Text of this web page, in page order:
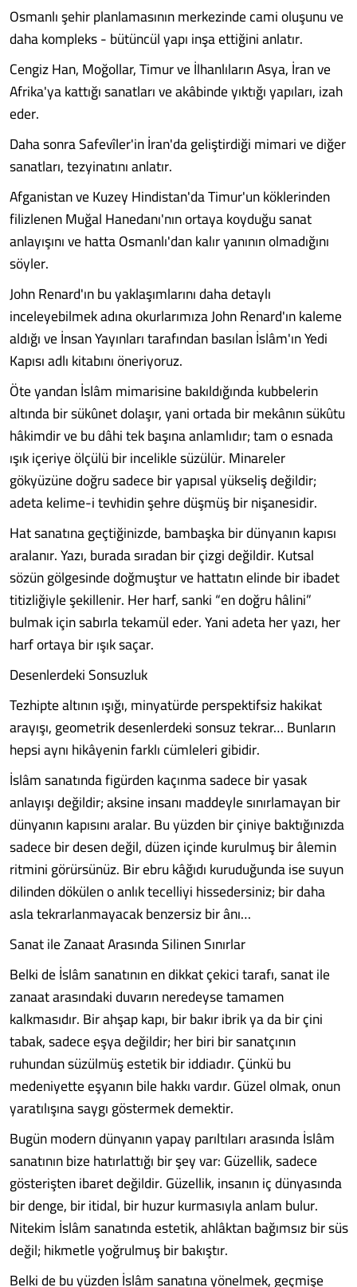
Osmanlı şehir planlamasının merkezinde cami oluşunu ve
daha kompleks - bütüncül yapı inşa ettiğini anlatır.
Cengiz Han, Moğollar, Timur ve İlhanlıların Asya, İran ve
Afrika'ya kattığı sanatları ve akâbinde yıktığı yapıları, izah
eder.
Daha sonra Safevîler'in İran'da geliştirdiği mimari ve diğer
sanatları, tezyinatını anlatır.
Afganistan ve Kuzey Hindistan'da Timur'un köklerinden
filizlenen Muğal Hanedanı'nın ortaya koyduğu sanat
anlayışını ve hatta Osmanlı'dan kalır yanının olmadığını
söyler.
John Renard'ın bu yaklaşımlarını daha detaylı
inceleyebilmek adına okurlarımıza John Renard'ın kaleme
aldığı ve İnsan Yayınları tarafından basılan İslâm'ın Yedi
Kapısı adlı kitabını öneriyoruz.
Öte yandan İslâm mimarisine bakıldığında kubbelerin
altında bir sükûnet dolaşır, yani ortada bir mekânın sükûtu
hâkimdir ve bu dâhi tek başına anlamlıdır; tam o esnada
ışık içeriye ölçülü bir incelikle süzülür. Minareler
gökyüzüne doğru sadece bir yapısal yükseliş değildir;
adeta kelime-i tevhidin şehre düşmüş bir nişanesidir.
Hat sanatına geçtiğinizde, bambaşka bir dünyanın kapısı
aralanır. Yazı, burada sıradan bir çizgi değildir. Kutsal
sözün gölgesinde doğmuştur ve hattatın elinde bir ibadet
titizliğiyle şekillenir. Her harf, sanki “en doğru hâlini”
bulmak için sabırla tekamül eder. Yani adeta her yazı, her
harf ortaya bir ışık saçar.
Desenlerdeki Sonsuzluk
Tezhipte altının ışığı, minyatürde perspektifsiz hakikat
arayışı, geometrik desenlerdeki sonsuz tekrar… Bunların
hepsi aynı hikâyenin farklı cümleleri gibidir.
İslâm sanatında figürden kaçınma sadece bir yasak
anlayışı değildir; aksine insanı maddeyle sınırlamayan bir
dünyanın kapısını aralar. Bu yüzden bir çiniye baktığınızda
sadece bir desen değil, düzen içinde kurulmuş bir âlemin
ritmini görürsünüz. Bir ebru kâğıdı kuruduğunda ise suyun
dilinden dökülen o anlık tecelliyi hissedersiniz; bir daha
asla tekrarlanmayacak benzersiz bir ânı…
Sanat ile Zanaat Arasında Silinen Sınırlar
Belki de İslâm sanatının en dikkat çekici tarafı, sanat ile
zanaat arasındaki duvarın neredeyse tamamen
kalkmasıdır. Bir ahşap kapı, bir bakır ibrik ya da bir çini
tabak, sadece eşya değildir; her biri bir sanatçının
ruhundan süzülmüş estetik bir iddiadır. Çünkü bu
medeniyette eşyanın bile hakkı vardır. Güzel olmak, onun
yaratılışına saygı göstermek demektir.
Bugün modern dünyanın yapay parıltıları arasında İslâm
sanatının bize hatırlattığı bir şey var: Güzellik, sadece
gösterişten ibaret değildir. Güzellik, insanın iç dünyasında
bir denge, bir itidal, bir huzur kurmasıyla anlam bulur.
Nitekim İslâm sanatında estetik, ahlâktan bağımsız bir süs
değil; hikmetle yoğrulmuş bir bakıştır.
Belki de bu yüzden İslâm sanatına yönelmek, geçmişe